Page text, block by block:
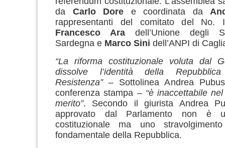
da Carlo Dore e coordinata da
rappresentanti del comitato del No.
Francesco Ara dell’Unione degli
Sardegna e Marco Sini dell’ANPI di
“La riforma costituzionale voluta dal
dissolve l’identità della
Resistenza”– Sottolinea Andrea
conferenza stampa – “è inaccettabile
merito”. Secondo il giurista Andrea
approvato dal Parlamento non è
costituzionale ma uno
fondamentale della Repubblica.